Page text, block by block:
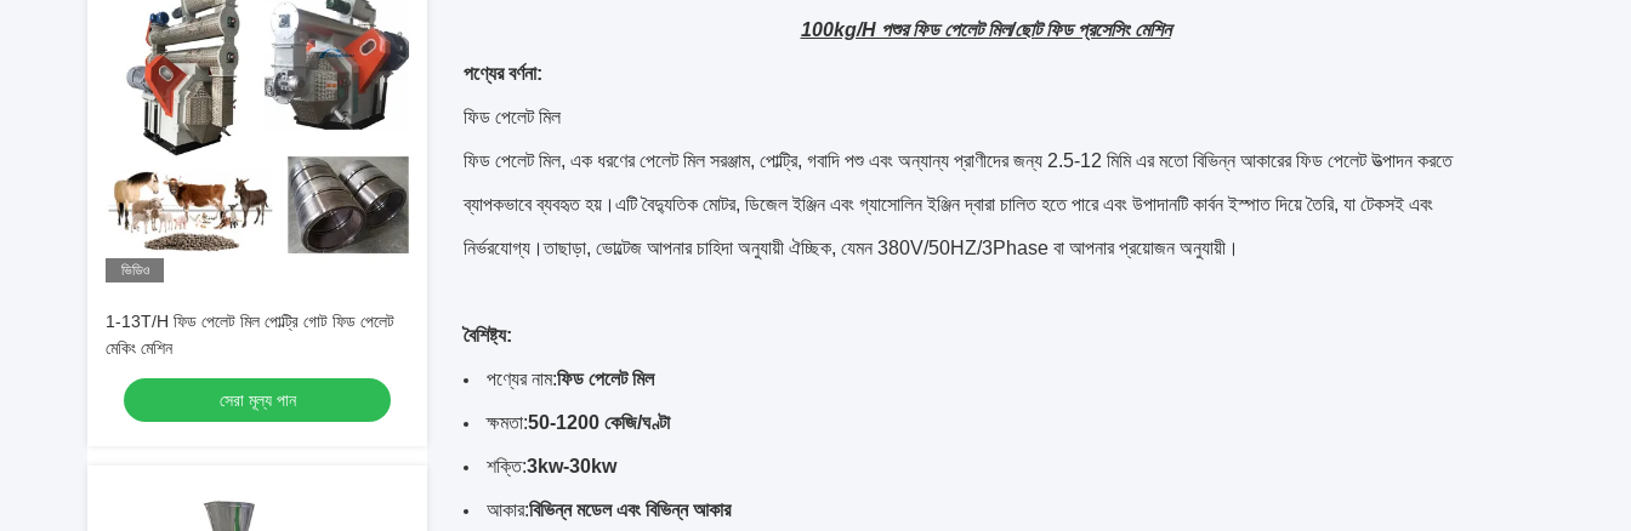
ভিডিও
1-13T/H ফিড পেলেট মিল পোল্ট্রি গোট ফিড পেলেট
মেকিং মেশিন
সেরা মূল্য পান
100kg/H পশুর ফিড পেলেট মিল/ছোট ফিড প্রসেসিং মেশিন
পণ্যের বর্ণনা:
ফিড পেলেট মিল
ফিড পেলেট মিল, এক ধরণের পেলেট মিল সরঞ্জাম, পোল্ট্রি, গবাদি পশু এবং অন্যান্য প্রাণীদের জন্য 2.5-12 মিমি এর মতো বিভিন্ন আকারের ফিড পেলেট উত্পাদন করতে
ব্যাপকভাবে ব্যবহৃত হয়।এটি বৈদ্যুতিক মোটর, ডিজেল ইঞ্জিন এবং গ্যাসোলিন ইঞ্জিন দ্বারা চালিত হতে পারে এবং উপাদানটি কার্বন ইস্পাত দিয়ে তৈরি, যা টেকসই এবং
নির্ভরযোগ্য।তাছাড়া, ভোল্টেজ আপনার চাহিদা অনুযায়ী ঐচ্ছিক, যেমন 380V/50HZ/3Phase বা আপনার প্রয়োজন অনুযায়ী।
বৈশিষ্ট্য:
পণ্যের নাম:ফিড পেলেট মিল
ক্ষমতা:50-1200 কেজি/ঘণ্টা
শক্তি:3kw-30kw
আকার:বিভিন্ন মডেল এবং বিভিন্ন আকার